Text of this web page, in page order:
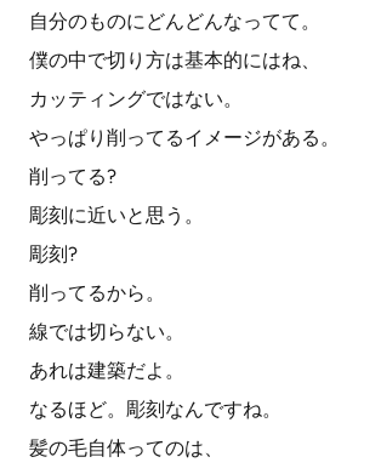
自分のものにどんどんなってて。
僕の中で切り方は基本的にはね、
カッティングではない。
やっぱり削ってるイメージがある。
削ってる?
彫刻に近いと思う。
彫刻?
削ってるから。
線では切らない。
あれは建築だよ。
なるほど。彫刻なんですね。
髪の毛自体ってのは、